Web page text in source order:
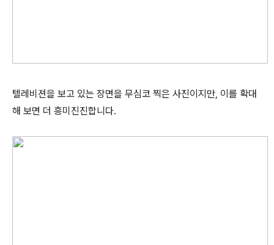
텔레비젼을 보고 있는 장면을 무심코 찍은 사진이지만, 이를 확대
해 보면 더 흥미진진합니다.